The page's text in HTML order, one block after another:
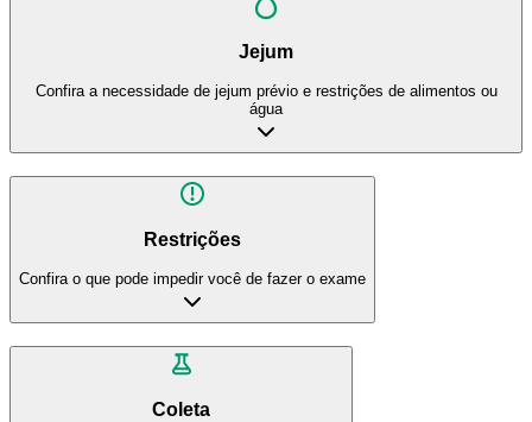
Jejum
Confira a necessidade de jejum prévio e restrições de alimentos ou
água
Restrições
Confira o que pode impedir você de fazer o exame
Coleta